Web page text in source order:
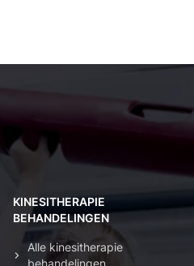
KINESITHERAPIE
BEHANDELINGEN
Alle kinesitherapie
behandelingen